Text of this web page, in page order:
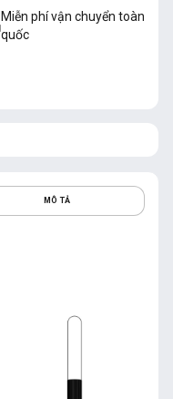
MÔ TẢ
Miễn phí vận chuyển toàn
quốc